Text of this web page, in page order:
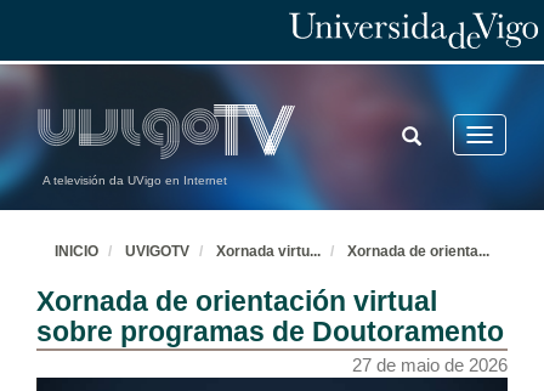
A televisión da UVigo en Internet
Toggle
TOGGLE
SEARCH
INICIO UVIGOTV Xornada virtu... Xornada de orienta...
Xornada de orientación virtual
sobre programas de Doutoramento
27 de maio de 2026